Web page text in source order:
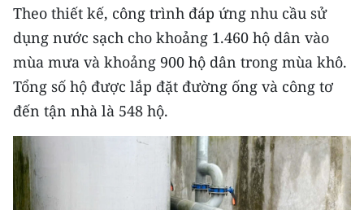
Theo thiết kế, công trình đáp ứng nhu cầu sử
dụng nước sạch cho khoảng 1.460 hộ dân vào
mùa mưa và khoảng 900 hộ dân trong mùa khô.
Tổng số hộ được lắp đặt đường ống và công tơ
đến tận nhà là 548 hộ.